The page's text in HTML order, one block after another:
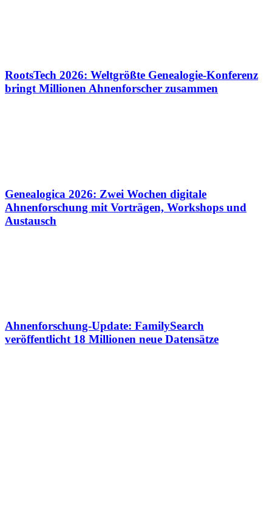
RootsTech 2026: Weltgrößte Genealogie-Konferenz
bringt Millionen Ahnenforscher zusammen
Genealogica 2026: Zwei Wochen digitale
Ahnenforschung mit Vorträgen, Workshops und
Austausch
Ahnenforschung-Update: FamilySearch
veröffentlicht 18 Millionen neue Datensätze